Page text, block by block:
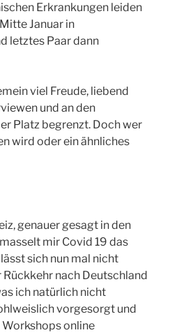
Erkrankungen leiden
Januar in
letztes Paar dann
viel Freude, liebend
und an den
Platz begrenzt. Doch wer
wird oder ein ähnliches
genauer gesagt in den
mir Covid 19 das
sich nun mal nicht
Rückkehr nach Deutschland
ich natürlich nicht
vorgesorgt und
online